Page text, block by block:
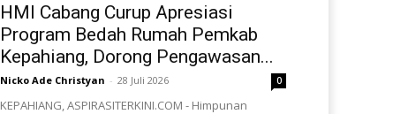
HMI Cabang Curup Apresiasi
Program Bedah Rumah Pemkab
Kepahiang, Dorong Pengawasan...
Nicko Ade Christyan - 28 Juli 2026 0
KEPAHIANG, ASPIRASITERKINI.COM - Himpunan